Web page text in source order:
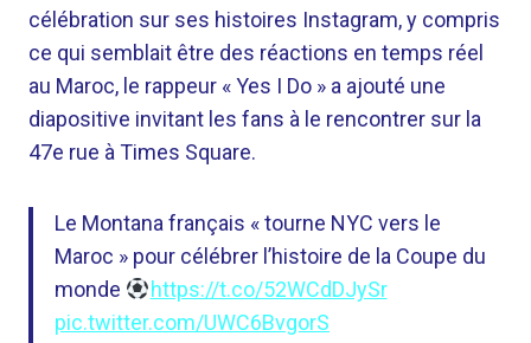
célébration sur ses histoires Instagram, y compris
ce qui semblait être des réactions en temps réel
au Maroc, le rappeur « Yes I Do » a ajouté une
diapositive invitant les fans à le rencontrer sur la
47e rue à Times Square.
Le Montana français « tourne NYC vers le
Maroc » pour célébrer l’histoire de la Coupe du
monde
https://t.co/52WCdDJySr
pic.twitter.com/UWC6BvgorS